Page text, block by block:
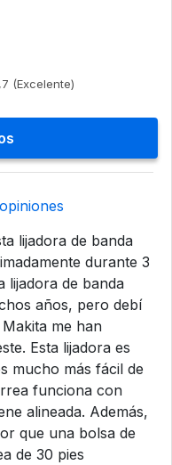
(Excelente)
lijadora de banda
durante 3
lijadora de banda
años, pero debí
me han
Esta lijadora es
mucho más fácil de
funciona con
alineada. Además,
que una bolsa de
de 30 pies